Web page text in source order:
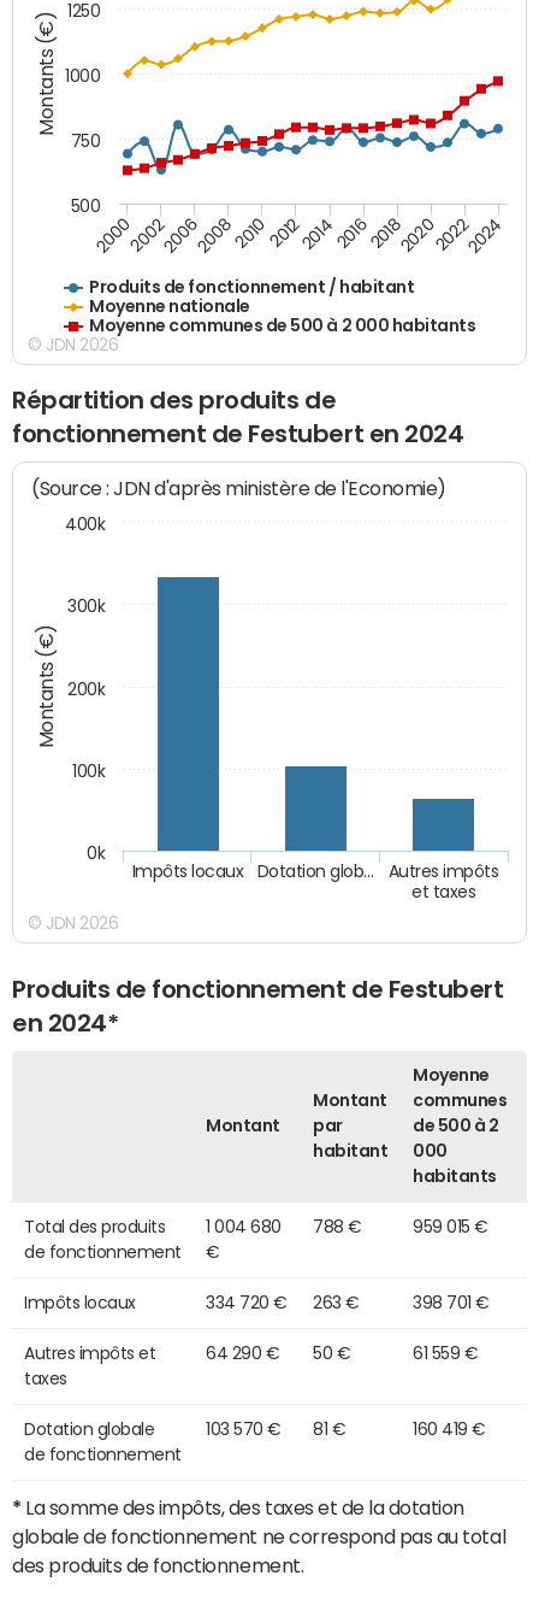
Montants (€)
Produits de fonctionnement / habitant
Moyenne nationale
Moyenne communes de 500 à 2 000 habitants
200020022006200820102012201420162018202020222024
500
750
1000
1250
© JDN 2026
Répartition des produits de
fonctionnement de Festubert en 2024
Montants (€)
(Source : JDN d'après ministère de l'Economie)
Autres impôts
et taxes
Dotation glob…
Impôts locaux
0k
100k
200k
300k
400k
© JDN 2026
Produits de fonctionnement de Festubert
en 2024*
Montant
Montant
par
habitant
Moyenne
communes
de 500 à 2
000
habitants
Total des produits
de fonctionnement
1 004 680
€
788 € 959 015 €
Impôts locaux 334 720 € 263 € 398 701 €
Autres impôts et
taxes
64 290 € 50 € 61 559 €
Dotation globale
de fonctionnement
103 570 € 81 € 160 419 €
* La somme des impôts, des taxes et de la dotation
globale de fonctionnement ne correspond pas au total
des produits de fonctionnement.